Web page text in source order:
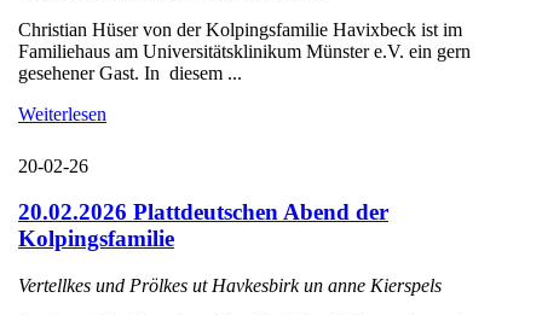
Christian Hüser von der Kolpingsfamilie Havixbeck ist im
Familiehaus am Universitätsklinikum Münster e.V. ein gern
gesehener Gast. In diesem ...
Weiterlesen
20-02-26
20.02.2026 Plattdeutschen Abend der
Kolpingsfamilie
Vertellkes und Prölkes ut Havkesbirk un anne Kierspels